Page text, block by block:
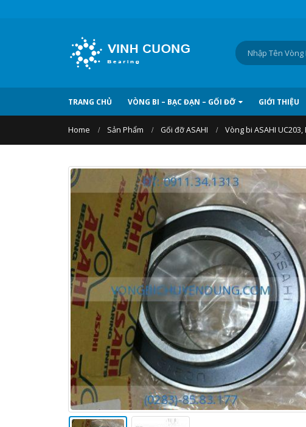
TRANG CHỦ VÒNG BI – BẠC ĐẠN – GỐI ĐỠ GIỚI THIỆU
Home Sản Phẩm Gối đỡ ASAHI Vòng bi ASAHI